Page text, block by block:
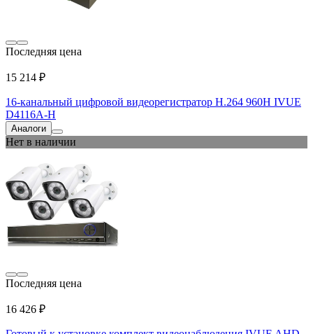
Последняя цена
15 214 ₽
16-канальный цифровой видеорегистратор H.264 960H IVUE
D4116A-H
Аналоги
Нет в наличии
Последняя цена
16 426 ₽